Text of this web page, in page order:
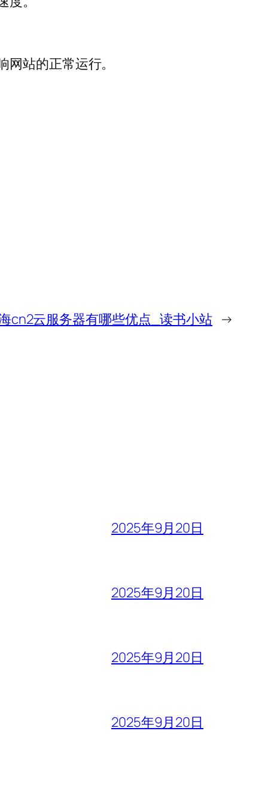
站的正常运行。
cn2云服务器有哪些优点_读书小站 →
2025年9月20日
2025年9月20日
2025年9月20日
2025年9月20日